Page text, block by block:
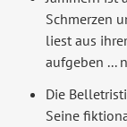
Schmerzen
liest aus
aufgeben ...
Die
Seine